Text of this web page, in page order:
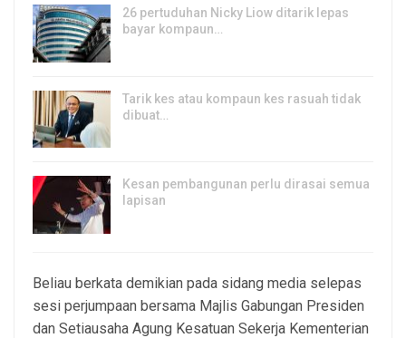
26 pertuduhan Nicky Liow ditarik lepas
bayar kompaun…
Tarik kes atau kompaun kes rasuah tidak
dibuat…
Kesan pembangunan perlu dirasai semua
lapisan
Beliau berkata demikian pada sidang media selepas
sesi perjumpaan bersama Majlis Gabungan Presiden
dan Setiausaha Agung Kesatuan Sekerja Kementerian